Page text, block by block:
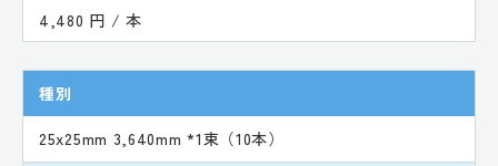
4,480 円 / 本
種別
25x25mm 3,640mm *1束（10本）